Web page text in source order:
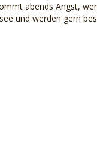
abends Angst,
und werden gern